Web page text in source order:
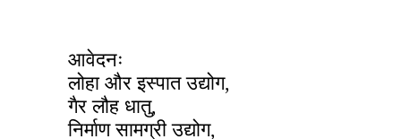
आवेदनः
लोहा और इस्पात उद्योग,
गैर लौह धातु,
निर्माण सामग्री उद्योग,